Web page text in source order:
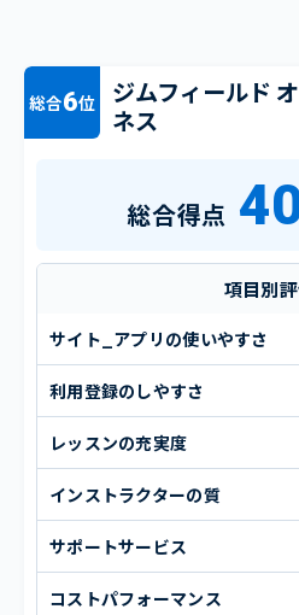
総合6位
ジムフィールド
ネス
総合得点
項目別
サイト_アプリの使いやすさ
利用登録のしやすさ
レッスンの充実度
インストラクターの質
サポートサービス
コストパフォーマンス